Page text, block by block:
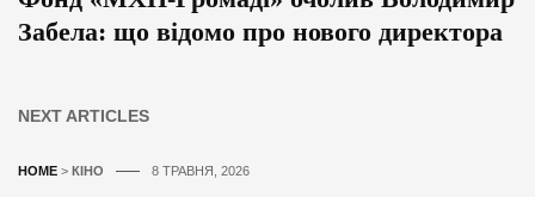
Забела: що відомо про нового директора
NEXT ARTICLES
HOME > КІНО 8 ТРАВНЯ, 2026